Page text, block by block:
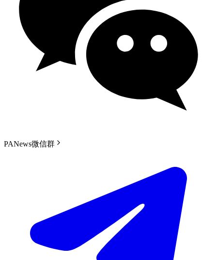
PANews微信群